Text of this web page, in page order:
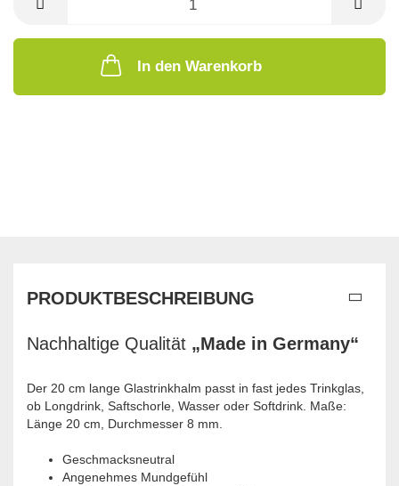
In den Warenkorb
PRODUKTBESCHREIBUNG
Nachhaltige Qualität „Made in Germany“
Der 20 cm lange Glastrinkhalm passt in fast jedes Trinkglas,
ob Longdrink, Saftschorle, Wasser oder Softdrink. Maße:
Länge 20 cm, Durchmesser 8 mm.
Geschmacksneutral
Angenehmes Mundgefühl